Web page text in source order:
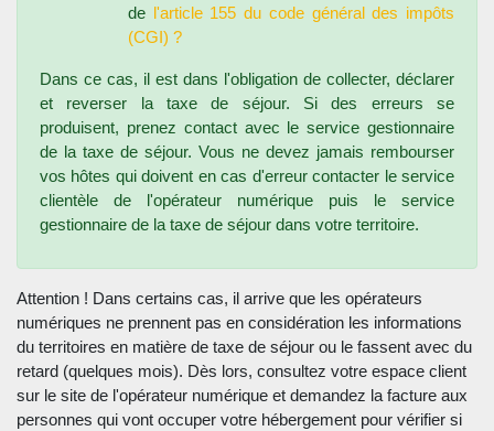
de l'article 155 du code général des impôts
(CGI) ?
Dans ce cas, il est dans l'obligation de collecter, déclarer
et reverser la taxe de séjour. Si des erreurs se
produisent, prenez contact avec le service gestionnaire
de la taxe de séjour. Vous ne devez jamais rembourser
vos hôtes qui doivent en cas d'erreur contacter le service
clientèle de l'opérateur numérique puis le service
gestionnaire de la taxe de séjour dans votre territoire.
Attention ! Dans certains cas, il arrive que les opérateurs
numériques ne prennent pas en considération les informations
du territoires en matière de taxe de séjour ou le fassent avec du
retard (quelques mois). Dès lors, consultez votre espace client
sur le site de l'opérateur numérique et demandez la facture aux
personnes qui vont occuper votre hébergement pour vérifier si